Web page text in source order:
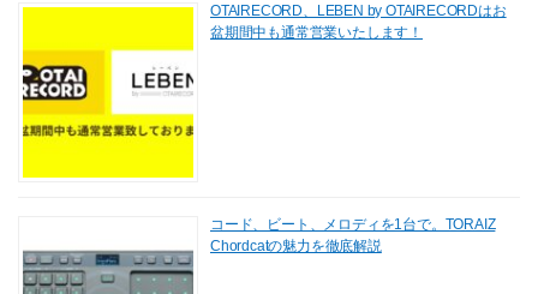
OTAIRECORD、LEBEN by OTAIRECORDはお
盆期間中も通常営業いたします！
コード、ビート、メロディを1台で。TORAIZ
Chordcatの魅力を徹底解説